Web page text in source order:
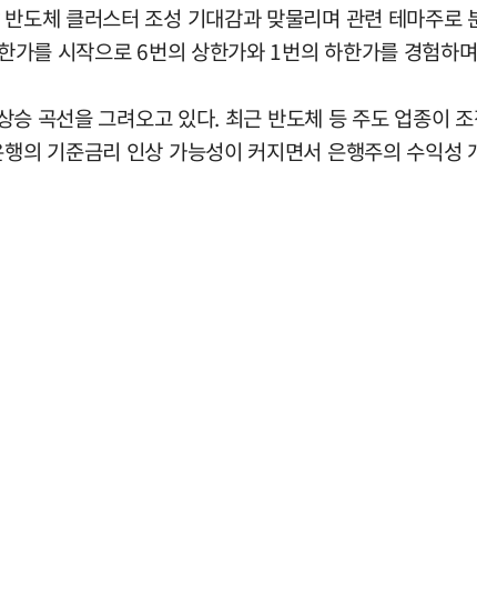
도체 클러스터 조성 기대감과 맞물리며 관련 테마주로
를 시작으로 6번의 상한가와 1번의 하한가를 경험하
곡선을 그려오고 있다. 최근 반도체 등 주도 업종이
의 기준금리 인상 가능성이 커지면서 은행주의 수익성